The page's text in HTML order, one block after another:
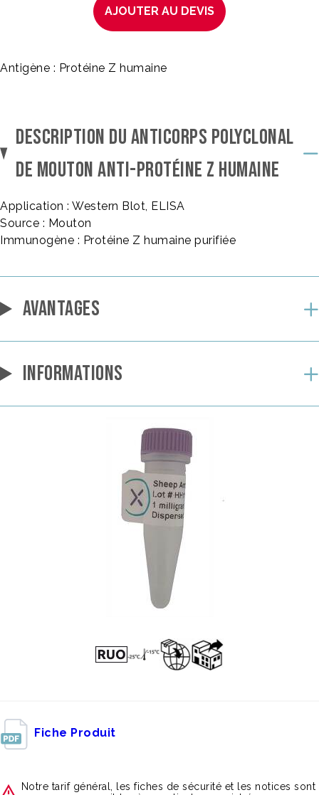
AJOUTER AU DEVIS
Antigène : Protéine Z humaine
DESCRIPTION DU ANTICORPS POLYCLONAL
DE MOUTON ANTI-PROTÉINE Z HUMAINE
Application : Western Blot, ELISA
Source : Mouton
Immunogène : Protéine Z humaine purifiée
AVANTAGES
INFORMATIONS
Fiche Produit
Notre tarif général, les fiches de sécurité et les notices sont